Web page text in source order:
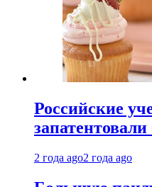
Российские
2 года ago2 года ago